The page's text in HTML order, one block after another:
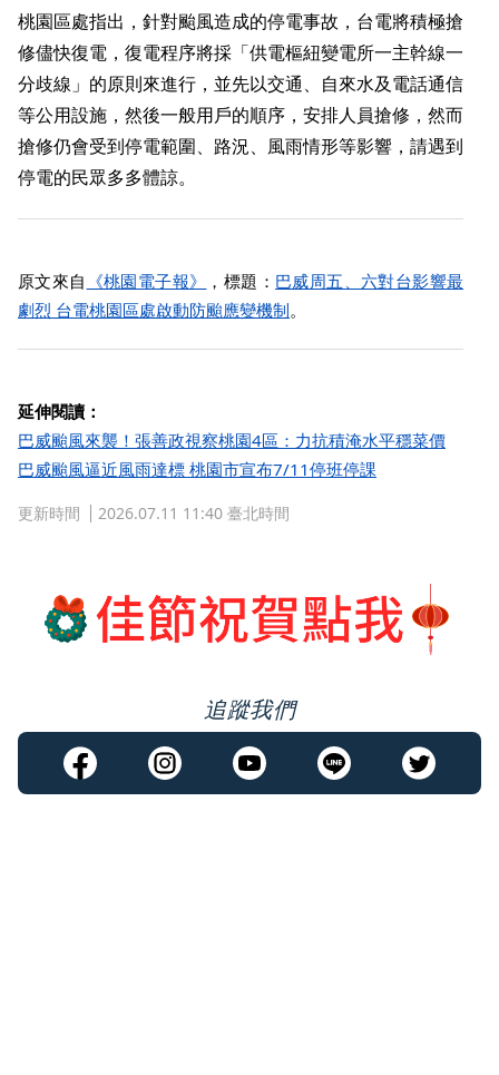
桃園區處指出，針對颱風造成的停電事故，台電將積極搶
修儘快復電，復電程序將採「供電樞紐變電所一主幹線一
分歧線」的原則來進行，並先以交通、自來水及電話通信
等公用設施，然後一般用戶的順序，安排人員搶修，然而
搶修仍會受到停電範圍、路況、風雨情形等影響，請遇到
停電的民眾多多體諒。
原文來自 《桃園電子報》 ，標題： 巴威周五、六對台影響最
劇烈 台電桃園區處啟動防颱應變機制。
延伸閱讀：
巴威颱風來襲！張善政視察桃園4區：力抗積淹水平穩菜價
巴威颱風逼近風雨達標 桃園市宣布7/11停班停課
更新時間 2026.07.11 11:40 臺北時間
追蹤我們